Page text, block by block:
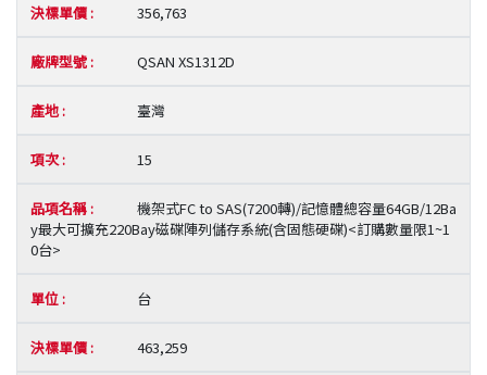
356,763
QSAN XS1312D
臺灣
15
機架式FC to SAS(7200轉)/記憶體總容量64GB/12Ba
y最大可擴充220Bay磁碟陣列儲存系統(含固態硬碟)<訂購數量限1~1
0台>
台
463,259